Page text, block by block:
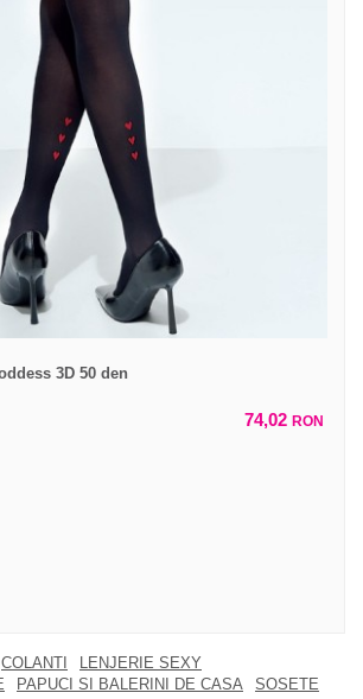
3D 50 den
74,02 RON
COLANTI
LENJERIE SEXY
PAPUCI SI BALERINI DE CASA
SOSETE